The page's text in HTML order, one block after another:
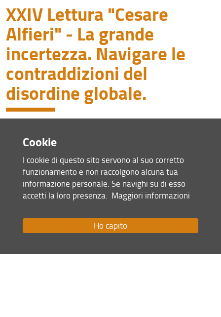
XXIV Lettura "Cesare
Alfieri" - La grande
incertezza. Navigare le
contraddizioni del
disordine globale.
Aula Magna martedì 17 marzo 2026
Consulta la pagina dedicata (URL)
19 Marzo 2026 (Archiviata
News recenti
Archivio
RSS feed
Cookie
I cookie di questo sito servono al suo corretto
funzionamento e non raccolgono alcuna tua
informazione personale. Se navighi su di esso
accetti la loro presenza. Maggiori informazioni
Ho capito